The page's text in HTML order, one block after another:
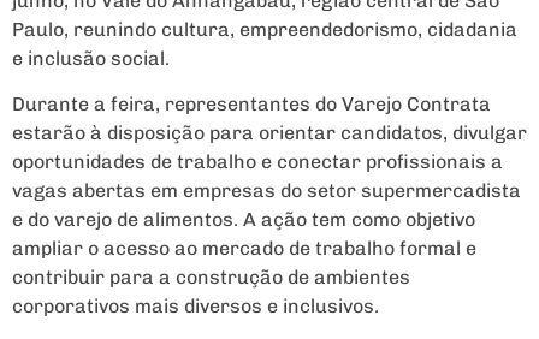
Paulo, reunindo cultura, empreendedorismo, cidadania
e inclusão social.
Durante a feira, representantes do Varejo Contrata
estarão à disposição para orientar candidatos, divulgar
oportunidades de trabalho e conectar profissionais a
vagas abertas em empresas do setor supermercadista
e do varejo de alimentos. A ação tem como objetivo
ampliar o acesso ao mercado de trabalho formal e
contribuir para a construção de ambientes
corporativos mais diversos e inclusivos.